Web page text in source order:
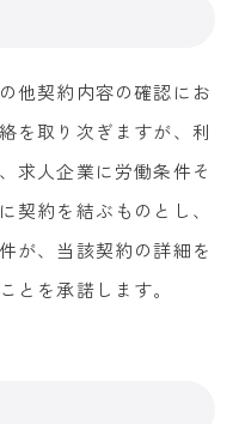
他契約内容の確認にお
を取り次ぎますが、利
求人企業に労働条件そ
契約を結ぶものとし、
が、当該契約の詳細を
とを承諾します。